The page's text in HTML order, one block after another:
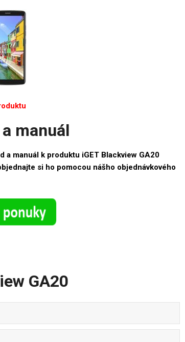
manuál
a manuál k produktu iGET Blackview GA20
si ho pomocou nášho objednávkového
GA20